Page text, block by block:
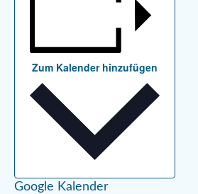
Zum Kalender hinzufügen
Google Kalender